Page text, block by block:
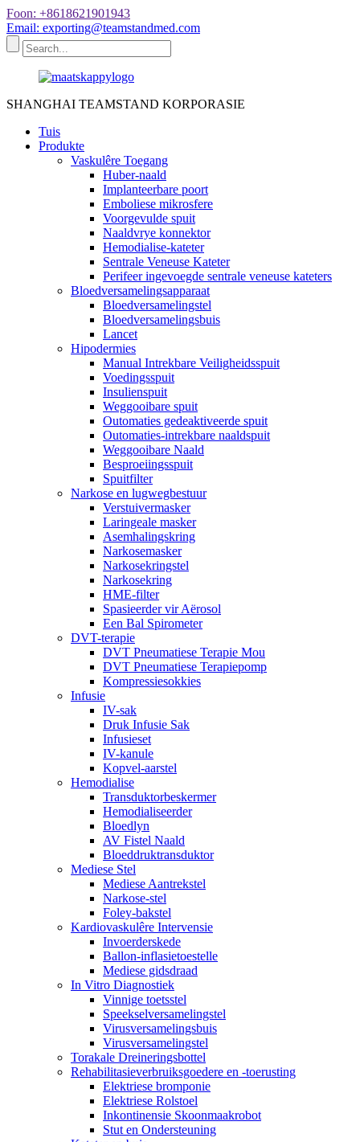
Foon: +8618621901943
Email: exporting@teamstandmed.com
SHANGHAI TEAMSTAND KORPORASIE
Tuis
Produkte
Vaskulêre Toegang
Huber-naald
Implanteerbare poort
Emboliese mikrosfere
Voorgevulde spuit
Naaldvrye konnektor
Hemodialise-kateter
Sentrale Veneuse Kateter
Perifeer ingevoegde sentrale veneuse kateters
Bloedversamelingsapparaat
Bloedversamelingstel
Bloedversamelingsbuis
Lancet
Hipodermies
Manual Intrekbare Veiligheidsspuit
Voedingsspuit
Insulienspuit
Weggooibare spuit
Outomaties gedeaktiveerde spuit
Outomaties-intrekbare naaldspuit
Weggooibare Naald
Besproeiingsspuit
Spuitfilter
Narkose en lugwegbestuur
Verstuivermasker
Laringeale masker
Asemhalingskring
Narkosemasker
Narkosekringstel
Narkosekring
HME-filter
Spasieerder vir Aërosol
Een Bal Spirometer
DVT-terapie
DVT Pneumatiese Terapie Mou
DVT Pneumatiese Terapiepomp
Kompressiesokkies
Infusie
IV-sak
Druk Infusie Sak
Infusieset
IV-kanule
Kopvel-aarstel
Hemodialise
Transduktorbeskermer
Hemodialiseerder
Bloedlyn
AV Fistel Naald
Bloeddruktransduktor
Mediese Stel
Mediese Aantrekstel
Narkose-stel
Foley-bakstel
Kardiovaskulêre Intervensie
Invoerderskede
Ballon-inflasietoestelle
Mediese gidsdraad
In Vitro Diagnostiek
Vinnige toetsstel
Speekselversamelingstel
Virusversamelingsbuis
Virusversamelingstel
Torakale Dreineringsbottel
Rehabilitasieverbruiksgoedere en -toerusting
Elektriese bromponie
Elektriese Rolstoel
Inkontinensie Skoonmaakrobot
Stut en Ondersteuning